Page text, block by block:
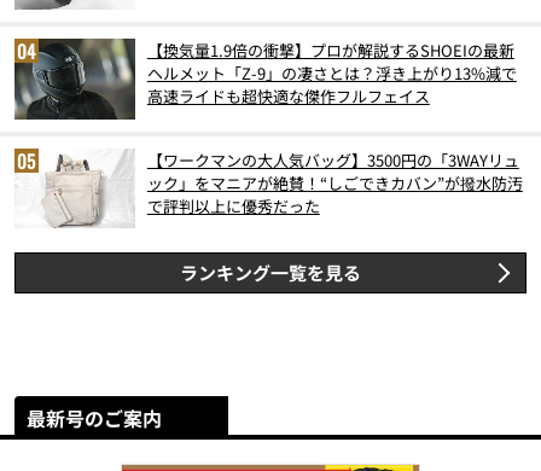
【換気量1.9倍の衝撃】プロが解説するSHOEIの最新
ヘルメット「Z-9」の凄さとは？浮き上がり13%減で
高速ライドも超快適な傑作フルフェイス
【ワークマンの大人気バッグ】3500円の「3WAYリュ
ック」をマニアが絶賛！“しごできカバン”が撥水防汚
で評判以上に優秀だった
ランキング一覧を見る
最新号のご案内